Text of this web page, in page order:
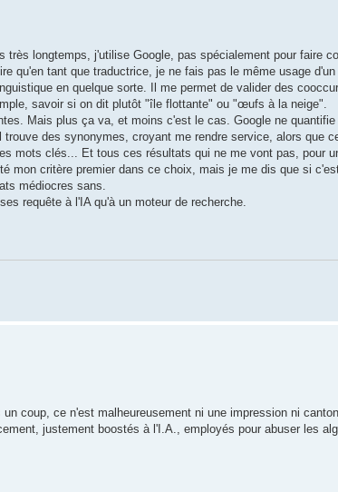
longtemps, j'utilise Google, pas spécialement pour faire
qu'en tant que traductrice, je ne fais pas le même usage
en quelque sorte. Il me permet de valider des
savoir si on dit plutôt "île flottante" ou "œufs à la neige".
Mais plus ça va, et moins c'est le cas. Google ne
des synonymes, croyant me rendre service, alors que
mots clés... Et tous ces résultats qui ne me vont pas, pour
mon critère premier dans ce choix, mais je me dis que si
médiocres sans.
requête à l'IA qu'à un moteur de recherche.
coup, ce n'est malheureusement ni une impression ni
justement boostés à l'I.A., employés pour abuser les